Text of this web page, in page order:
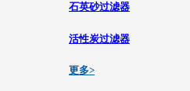
石英砂过滤器
活性炭过滤器
更多>